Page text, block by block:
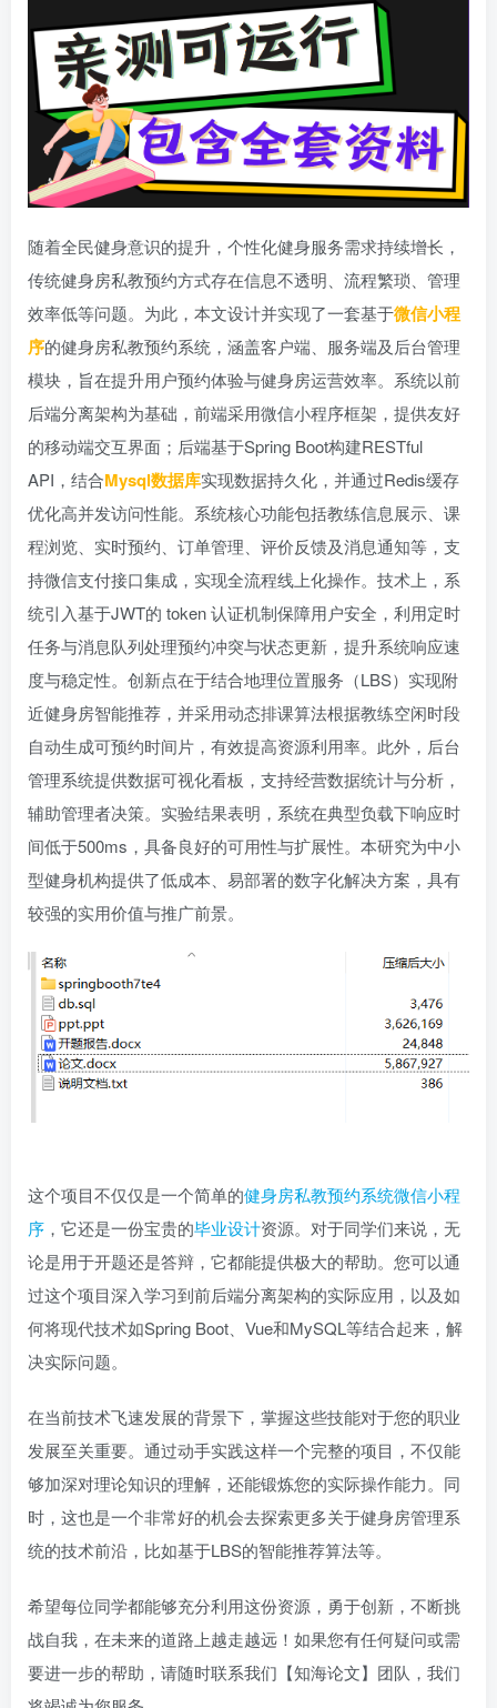
随着全民健身意识的提升，个性化健身服务需求持续增长，
传统健身房私教预约方式存在信息不透明、流程繁琐、管理
效率低等问题。为此，本文设计并实现了一套基于微信小程
序的健身房私教预约系统，涵盖客户端、服务端及后台管理
模块，旨在提升用户预约体验与健身房运营效率。系统以前
后端分离架构为基础，前端采用微信小程序框架，提供友好
的移动端交互界面；后端基于Spring Boot构建RESTful
API，结合Mysql数据库实现数据持久化，并通过Redis缓存
优化高并发访问性能。系统核心功能包括教练信息展示、课
程浏览、实时预约、订单管理、评价反馈及消息通知等，支
持微信支付接口集成，实现全流程线上化操作。技术上，系
统引入基于JWT的 token 认证机制保障用户安全，利用定时
任务与消息队列处理预约冲突与状态更新，提升系统响应速
度与稳定性。创新点在于结合地理位置服务（LBS）实现附
近健身房智能推荐，并采用动态排课算法根据教练空闲时段
自动生成可预约时间片，有效提高资源利用率。此外，后台
管理系统提供数据可视化看板，支持经营数据统计与分析，
辅助管理者决策。实验结果表明，系统在典型负载下响应时
间低于500ms，具备良好的可用性与扩展性。本研究为中小
型健身机构提供了低成本、易部署的数字化解决方案，具有
较强的实用价值与推广前景。
这个项目不仅仅是一个简单的健身房私教预约系统微信小程
序 ，它还是一份宝贵的毕业设计资源。对于同学们来说，无
论是用于开题还是答辩，它都能提供极大的帮助。您可以通
过这个项目深入学习到前后端分离架构的实际应用，以及如
何将现代技术如Spring Boot、Vue和MySQL等结合起来，解
决实际问题。
在当前技术飞速发展的背景下，掌握这些技能对于您的职业
发展至关重要。通过动手实践这样一个完整的项目，不仅能
够加深对理论知识的理解，还能锻炼您的实际操作能力。同
时，这也是一个非常好的机会去探索更多关于健身房管理系
统的技术前沿，比如基于LBS的智能推荐算法等。
希望每位同学都能够充分利用这份资源，勇于创新，不断挑
战自我，在未来的道路上越走越远！如果您有任何疑问或需
要进一步的帮助，请随时联系我们【知海论文】团队，我们